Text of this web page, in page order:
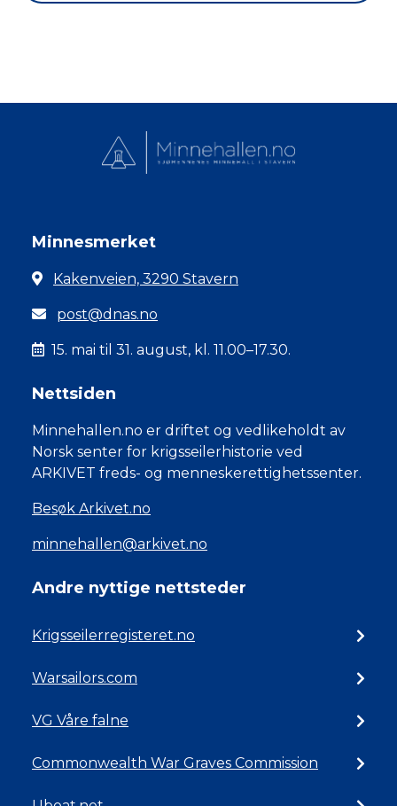
Minnesmerket
Kakenveien, 3290 Stavern
post@dnas.no
15. mai til 31. august, kl. 11.00–17.30.
Nettsiden
Minnehallen.no er driftet og vedlikeholdt av
Norsk senter for krigsseilerhistorie ved
ARKIVET freds- og menneskerettighetssenter.
Besøk Arkivet.no
minnehallen@arkivet.no
Andre nyttige nettsteder
Krigsseilerregisteret.no
Warsailors.com
VG Våre falne
Commonwealth War Graves Commission